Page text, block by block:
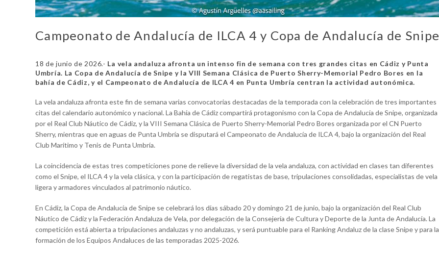
Campeonato de Andalucía de ILCA 4 y Copa de Andalucía de
18 de junio de 2026.- La vela andaluza afronta un intenso fin de semana con tres grandes citas en Cádiz y Punta
Umbría. La Copa de Andalucía de Snipe y la VIII Semana Clásica de Puerto Sherry-Memorial Pedro Bores en la
bahía de Cádiz, y el Campeonato de Andalucía de ILCA 4 en Punta Umbría centran la actividad autonómica.
La vela andaluza afronta este fin de semana varias convocatorias destacadas de la temporada con la celebración de tres importantes
citas del calendario autonómico y nacional. La Bahía de Cádiz compartirá protagonismo con la Copa de Andalucía de Snipe, organizada
por el Real Club Náutico de Cádiz, y la VIII Semana Clásica de Puerto Sherry-Memorial Pedro Bores organizada por el CN Puerto
Sherry, mientras que en aguas de Punta Umbría se disputará el Campeonato de Andalucía de ILCA 4, bajo la organización del Real
Club Marítimo y Tenis de Punta Umbría.
La coincidencia de estas tres competiciones pone de relieve la diversidad de la vela andaluza, con actividad en clases tan diferentes
como el Snipe, el ILCA 4 y la vela clásica, y con la participación de regatistas de base, tripulaciones consolidadas, especialistas de vela
ligera y armadores vinculados al patrimonio náutico.
En Cádiz, la Copa de Andalucía de Snipe se celebrará los días sábado 20 y domingo 21 de junio, bajo la organización del Real Club
Náutico de Cádiz y la Federación Andaluza de Vela, por delegación de la Consejería de Cultura y Deporte de la Junta de Andalucía. La
competición está abierta a tripulaciones andaluzas y no andaluzas, y será puntuable para el Ranking Andaluz de la clase Snipe y para la
formación de los Equipos Andaluces de las temporadas 2025-2026.